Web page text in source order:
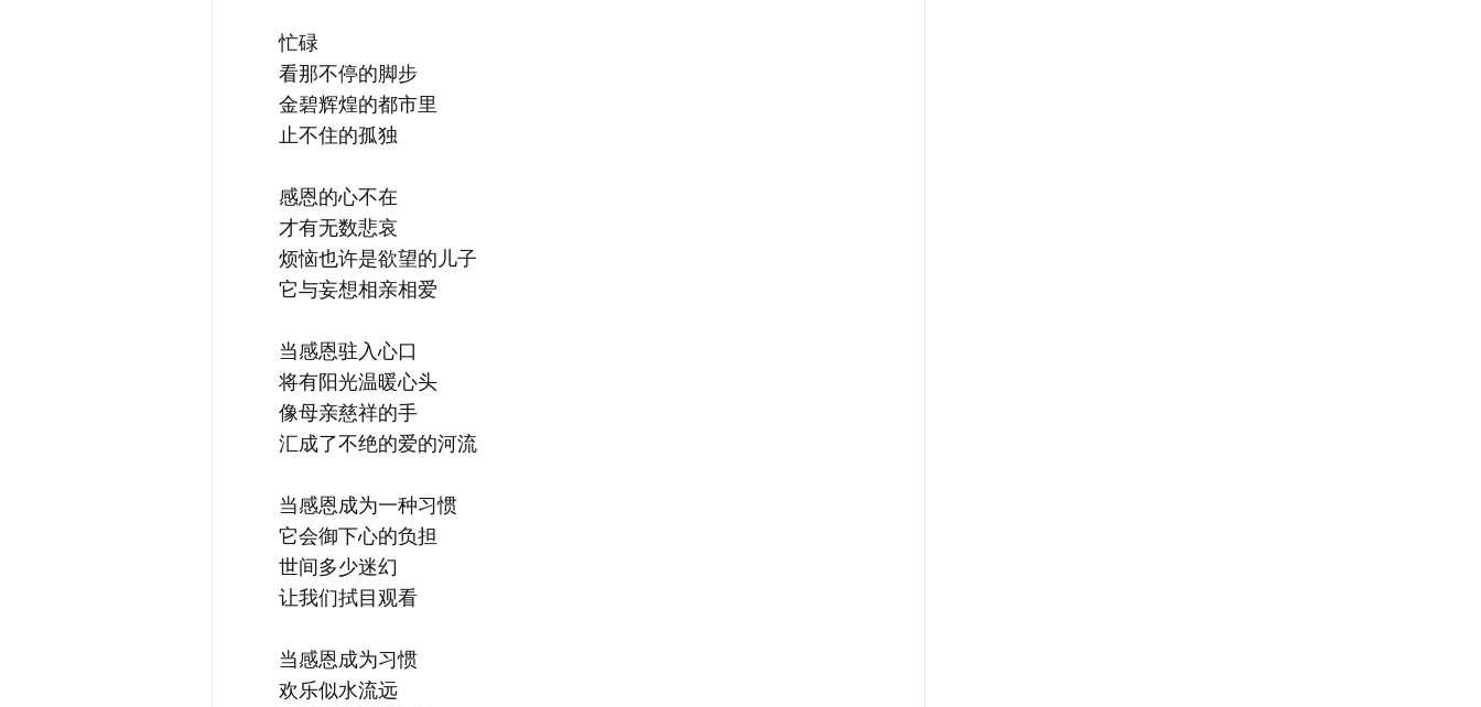
忙碌
看那不停的脚步
金碧辉煌的都市里
止不住的孤独
感恩的心不在
才有无数悲哀
烦恼也许是欲望的儿子
它与妄想相亲相爱
当感恩驻入心口
将有阳光温暖心头
像母亲慈祥的手
汇成了不绝的爱的河流
当感恩成为一种习惯
它会御下心的负担
世间多少迷幻
让我们拭目观看
当感恩成为习惯
欢乐似水流远